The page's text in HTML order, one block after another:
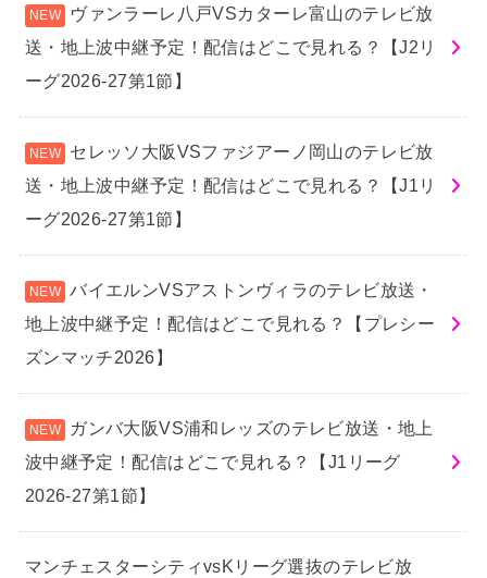
ヴァンラーレ八戸VSカターレ富山のテレビ放
送・地上波中継予定！配信はどこで見れる？【J2リ
ーグ2026-27第1節】
セレッソ大阪VSファジアーノ岡山のテレビ放
送・地上波中継予定！配信はどこで見れる？【J1リ
ーグ2026-27第1節】
バイエルンVSアストンヴィラのテレビ放送・
地上波中継予定！配信はどこで見れる？【プレシー
ズンマッチ2026】
ガンバ大阪VS浦和レッズのテレビ放送・地上
波中継予定！配信はどこで見れる？【J1リーグ
2026-27第1節】
マンチェスターシティvsKリーグ選抜のテレビ放